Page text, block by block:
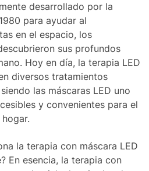
desarrollado por la
para ayudar al
en el espacio, los
sus profundos
Hoy en día, la terapia LED
diversos tratamientos
las máscaras LED uno
y convenientes para el
la terapia con máscara LED
En esencia, la terapia con